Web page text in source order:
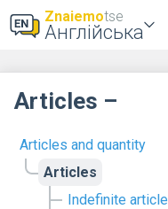
Znaiemotse
Англійська
Articles and quantity
Articles
Indefinite article
Articles –